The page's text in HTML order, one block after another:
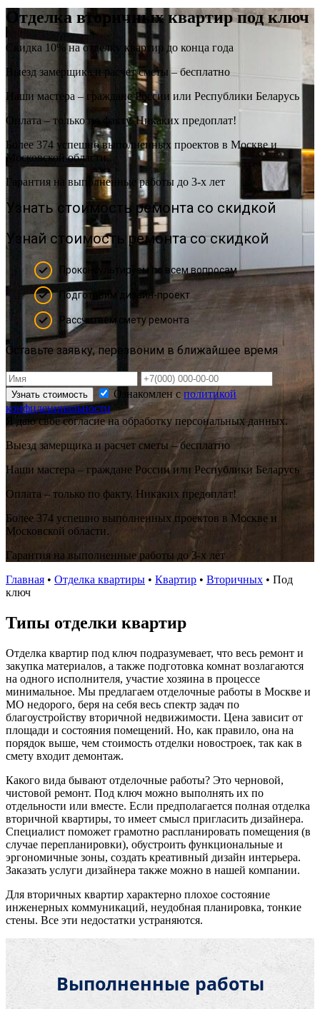
Отделка вторичных квартир под ключ
Скидка 10% на отделку квартир до конца года
Выезд замерщика и расчет сметы – бесплатно
Наши мастера – граждане России или Республики Беларусь
Оплата – только по факту. Никаких предоплат!
Более 374 успешно выполненных проектов в Москве и
Московской области.
Гарантия на выполненные работы до 3-х лет
Узнать стоимость ремонта со скидкой
Узнай стоимость ремонта со скидкой
Проконсультируем по всем вопросам
Подготовим дизайн-проект
Рассчитаем смету ремонта
Оставьте заявку, перезвоним в ближайшее время
Узнать стоимость Ознакомлен с политикой
конфиденциальности
Я даю свое согласие на обработку персональных данных.
Выезд замерщика и расчет сметы – бесплатно
Наши мастера – граждане России или Республики Беларусь
Оплата – только по факту. Никаких предоплат!
Более 374 успешно выполненных проектов в Москве и
Московской области.
Гарантия на выполненные работы до 3-х лет
Главная • Отделка квартиры • Квартир • Вторичных • Под
ключ
Типы отделки квартир
Отделка квартир под ключ подразумевает, что весь ремонт и
закупка материалов, а также подготовка комнат возлагаются
на одного исполнителя, участие хозяина в процессе
минимальное. Мы предлагаем отделочные работы в Москве и
МО недорого, беря на себя весь спектр задач по
благоустройству вторичной недвижимости. Цена зависит от
площади и состояния помещений. Но, как правило, она на
порядок выше, чем стоимость отделки новостроек, так как в
смету входит демонтаж.
Какого вида бывают отделочные работы? Это черновой,
чистовой ремонт. Под ключ можно выполнять их по
отдельности или вместе. Если предполагается полная отделка
вторичной квартиры, то имеет смысл пригласить дизайнера.
Специалист поможет грамотно распланировать помещения (в
случае перепланировки), обустроить функциональные и
эргономичные зоны, создать креативный дизайн интерьера.
Заказать услуги дизайнера также можно в нашей компании.
Для вторичных квартир характерно плохое состояние
инженерных коммуникаций, неудобная планировка, тонкие
стены. Все эти недостатки устраняются.